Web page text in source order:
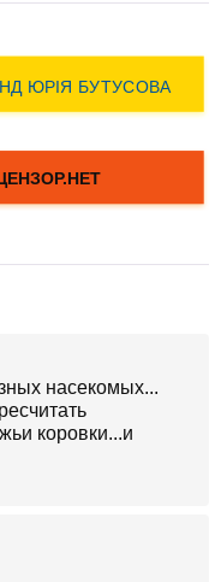
насекомых...
коровки...и